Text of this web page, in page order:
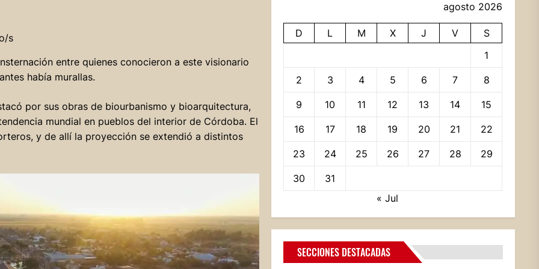
s
entre quienes conocieron a este visionario
había murallas.
por sus obras de biourbanismo y bioarquitectura,
mundial en pueblos del interior de Córdoba. El
y de allí la proyección se extendió a distintos
agosto 2026
D L M X J V
S
1
2 3 4 5 6 7 8
9 10 11 12 13 14 15
16 17 18 19 20 21 22
23 24 25 26 27 28 29
30
31
« Jul
SECCIONES DESTACADAS